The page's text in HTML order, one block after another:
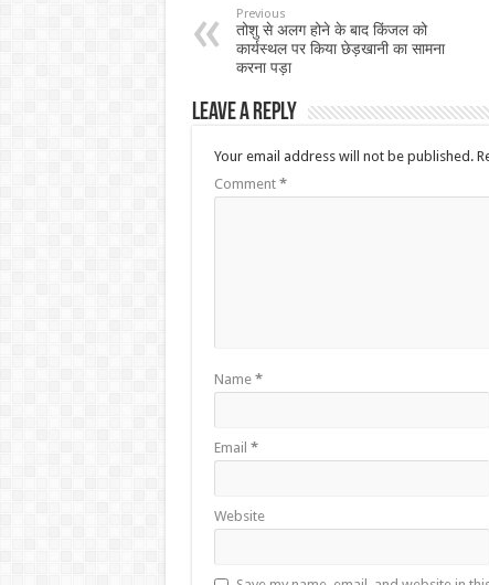
Previous
तोशु से अलग होने के बाद किंजल को
कार्यस्थल पर किया छेड़खानी का सामना
करना पड़ा
Leave a Reply
Your email address will not be published.
Comment *
Name *
Email *
Website